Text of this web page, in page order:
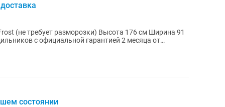
разморозки) Высота 176 см Ширина 91
состоянии